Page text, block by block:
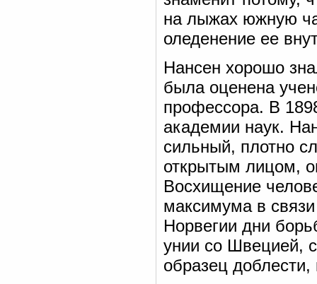
на лыжах южную
оледенение ее
Нансен хорошо
была оценена
профессора. В
академии наук.
сильный, плотно
открытым лицом,
Восхищение
максимума в
Норвегии дни
унии со Швецией,
образец